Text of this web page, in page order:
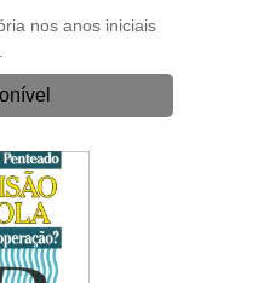
nos anos iniciais